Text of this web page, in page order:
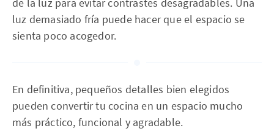
luz demasiado fría puede hacer que el espacio se
sienta poco acogedor.
En definitiva, pequeños detalles bien elegidos
pueden convertir tu cocina en un espacio mucho
más práctico, funcional y agradable.